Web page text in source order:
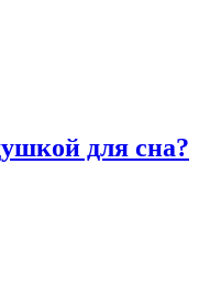
для сна?